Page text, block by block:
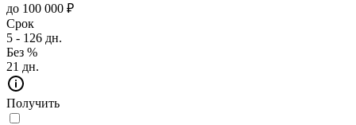
до 100 000 ₽
Срок
5 - 126 дн.
Без %
21 дн.
Получить